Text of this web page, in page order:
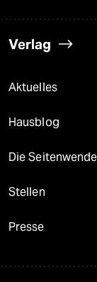
Verlag
Aktuelles
Hausblog
Die Seitenwende
Stellen
Presse